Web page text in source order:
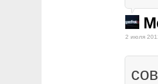
2 июля